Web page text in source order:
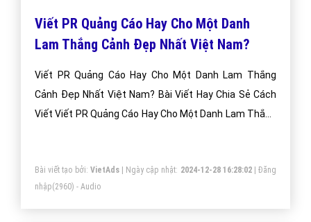
Viết PR Quảng Cáo Hay Cho Một Danh
Lam Thắng Cảnh Đẹp Nhất Việt Nam?
Viết PR Quảng Cáo Hay Cho Một Danh Lam Thắng
Cảnh Đẹp Nhất Việt Nam? Bài Viết Hay Chia Sẻ Cách
Viết Viết PR Quảng Cáo Hay Cho Một Danh Lam Thắng
Bài viết tạo bởi: VietAds| Ngày cập nhật: 2024-12-28 16:28:02|Đăng
nhập(2960) - Audio